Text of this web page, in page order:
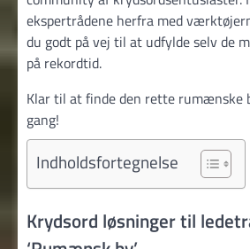
ekspertrådene herfra med
du godt på vej til at udfylde selv de
på rekordtid.
Klar til at finde den rette rumænske
gang!
Indholdsfortegnelse
Krydsord løsninger til